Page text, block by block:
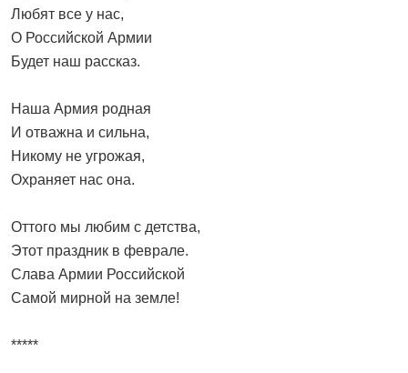
Любят все у нас,
О Российской Армии
Будет наш рассказ.
Наша Армия родная
И отважна и сильна,
Никому не угрожая,
Охраняет нас она.
Оттого мы любим с детства,
Этот праздник в феврале.
Слава Армии Российской
Самой мирной на земле!
*****